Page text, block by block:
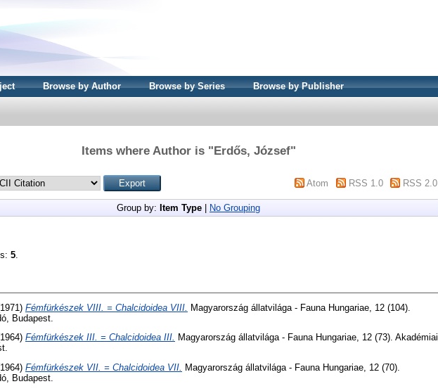
Browse by Author Browse by Series Browse by Publisher
Items where Author is "Erdős, József"
Atom RSS 1.0 RSS 2.0
Group by: Item Type No Grouping
5
Fémfürkészek VIII. = Chalcidoidea VIII. Magyarország állatvilága - Fauna Hungariae, 12 (104).
Budapest.
Fémfürkészek III. = Chalcidoidea III. Magyarország állatvilága - Fauna Hungariae, 12 (73). Akadémiai
Fémfürkészek VII. = Chalcidoidea VII. Magyarország állatvilága - Fauna Hungariae, 12 (70).
Budapest.